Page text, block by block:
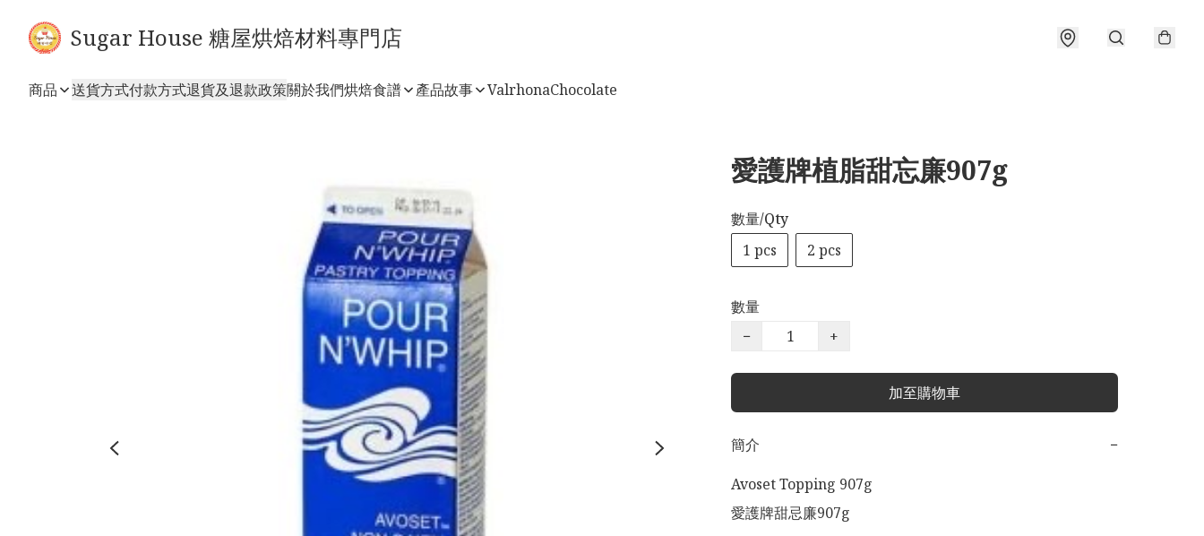
Sugar House 糖屋烘焙材料專門店
商品 送貨方式付款方式退貨及退款政策關於我們烘焙食譜 產品故事 ValrhonaChocolate
愛護牌植脂甜忘廉907g
數量/Qty
1 pcs
2 pcs
數量
−
+
加至購物車
簡介
−
Avoset Topping 907g
愛護牌甜忌廉907g